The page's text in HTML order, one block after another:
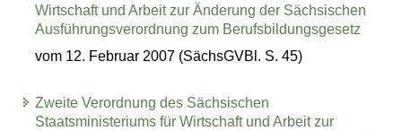
Wirtschaft und Arbeit zur Änderung der Sächsischen
Ausführungsverordnung zum Berufsbildungsgesetz
vom 12. Februar 2007 (SächsGVBl. S. 45)
Zweite Verordnung des Sächsischen
Staatsministeriums für Wirtschaft und Arbeit zur